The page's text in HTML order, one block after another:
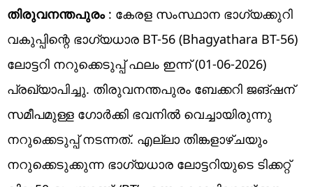
തിരുവനന്തപുരം: കേരള സംസ്ഥാന ഭാഗ്യക്കുറി
വകുപ്പിന്റെ ഭാഗ്യധാര BT-56 (Bhagyathara BT-56)
ലോട്ടറി നറുക്കെടുപ്പ് ഫലം ഇന്ന് (01-06-2026)
പ്രഖ്യാപിച്ചു. തിരുവനന്തപുരം ബേക്കറി ജങ്ഷന്
സമീപമുള്ള ഗോർക്കി ഭവനിൽ വെച്ചായിരുന്നു
നറുക്കെടുപ്പ് നടന്നത്. എല്ലാ തിങ്കളാഴ്ചയും
നറുക്കെടുക്കുന്ന ഭാഗ്യധാര ലോട്ടറിയുടെ ടിക്കറ്റ്